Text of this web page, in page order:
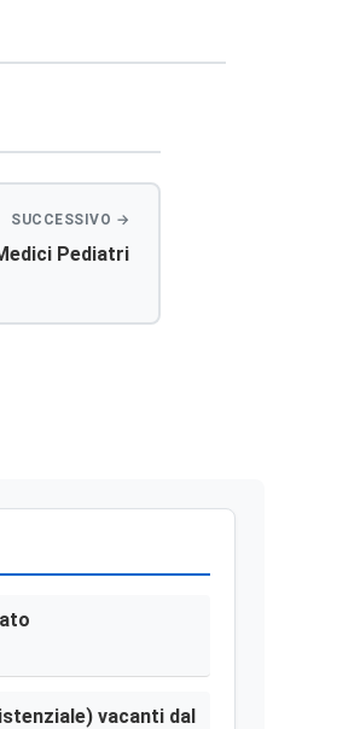
Pediatri
vacanti dal